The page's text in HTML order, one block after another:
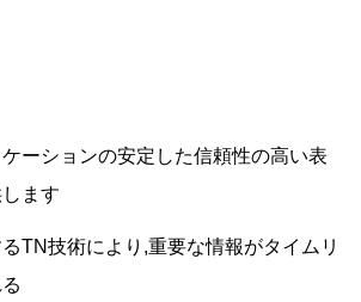
ーションの安定した信頼性の高い表
ます
TN技術により,重要な情報がタイムリ